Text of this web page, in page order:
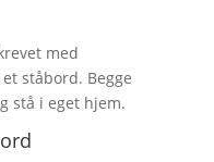
med
ståbord. Begge
stå i eget hjem.